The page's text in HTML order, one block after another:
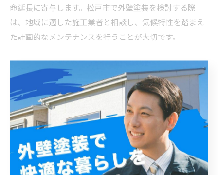
命延長に寄与します。松戸市で外壁塗装を検討する際
は、地域に適した施工業者と相談し、気候特性を踏まえ
た計画的なメンテナンスを行うことが大切です。
まとめ：松戸市で外壁塗装と建物メンテナンスを成功
させるための具体策
松戸市は、風雨や紫外線などの自然環境の影響を強く受
ける地域であり、建物の外壁塗装と定期的なメンテナン
スが欠かせません。外壁は建物の耐久性を左右する重要
な部分であり、適切な塗装によって劣化を防ぎ、美観を